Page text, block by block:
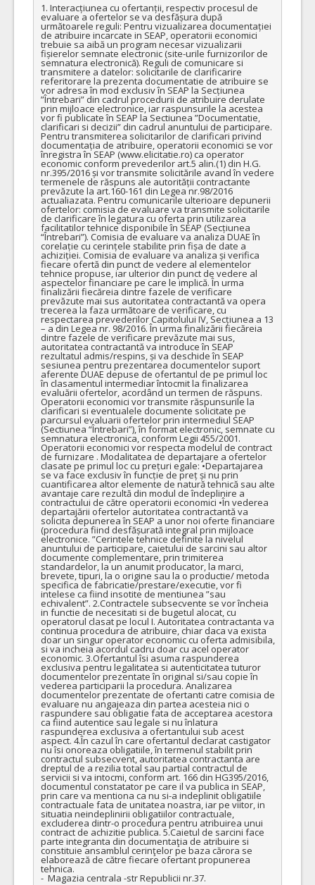
1. Interacțiunea cu ofertanții, respectiv procesul de
evaluare a ofertelor se va desfășura după
următoarele reguli: Pentru vizualizarea documentației
de atribuire incarcate in SEAP, operatorii economici
trebuie sa aibă un program necesar vizualizarii
fișierelor semnate electronic (site-urile furnizorilor de
semnatura electronică). Reguli de comunicare si
transmitere a datelor: solicitarile de clarificarire
referitorare la prezenta documentatie de atribuire se
vor adresa în mod exclusiv în SEAP la Secțiunea
”Întrebari” din cadrul procedurii de atribuire derulate
prin mijloace electronice, iar raspunsurile la acestea
vor fi publicate în SEAP la Sectiunea ”Documentatie,
clarificari si decizii” din cadrul anuntului de participare.
Pentru transmiterea solicitarilor de clarificari privind
documentația de atribuire, operatorii economici se vor
înregistra în SEAP (www.elicitatie.ro) ca operator
economic conform prevederilor art.5 alin.(1) din H.G.
nr.395/2016 și vor transmite solicitările avand în vedere
termenele de răspuns ale autorității contractante
prevăzute la art.160-161 din Legea nr.98/2016
actualiazata. Pentru comunicarile ulterioare depunerii
ofertelor: comisia de evaluare va transmite solicitarile
de clarificare în legatura cu oferta prin utilizarea
facilitatilor tehnice disponibile în SEAP (Secțiunea
“Întrebari”). Comisia de evaluare va analiza DUAE în
corelație cu cerințele stabilite prin fișa de date a
achiziției. Comisia de evaluare va analiza și verifica
fiecare ofertă din punct de vedere al elementelor
tehnice propuse, iar ulterior din punct de vedere al
aspectelor financiare pe care le implică. În urma
finalizării fiecăreia dintre fazele de verificare
prevăzute mai sus autoritatea contractantă va opera
trecerea la faza următoare de verificare, cu
respectarea prevederilor Capitolului IV, Secțiunea a 13
– a din Legea nr. 98/2016. În urma finalizării fiecăreia
dintre fazele de verificare prevăzute mai sus,
autoritatea contractantă va introduce în SEAP
rezultatul admis/respins, și va deschide în SEAP
sesiunea pentru prezentarea documentelor suport
aferente DUAE depuse de ofertantul de pe primul loc
în clasamentul intermediar întocmit la finalizarea
evaluării ofertelor, acordând un termen de răspuns.
Operatorii economici vor transmite răspunsurile la
clarificari si eventualele documente solicitate pe
parcursul evaluarii ofertelor prin intermediul SEAP
(Sectiunea “Întrebari”), în format electronic, semnate cu
semnatura electronica, conform Legii 455/2001.
Operatorii economici vor respecta modelul de contract
de furnizare . Modalitatea de departajare a ofertelor
clasate pe primul loc cu prețuri egale: •Departajarea
se va face exclusiv în funcție de preț și nu prin
cuantificarea altor elemente de natură tehnică sau alte
avantaje care rezultă din modul de îndeplinire a
contractului de către operatorii economici •În vederea
departajării ofertelor autoritatea contractantă va
solicita depunerea în SEAP a unor noi oferte financiare
(procedura fiind desfășurată integral prin mijloace
electronice. ”Cerintele tehnice definite la nivelul
anuntului de participare, caietului de sarcini sau altor
documente complementare, prin trimiterea
standardelor, la un anumit producator, la marci,
brevete, tipuri, la o origine sau la o productie/ metoda
specifica de fabricatie/prestare/executie, vor fi
intelese ca fiind insotite de mentiunea ”sau
echivalent”. 2.Contractele subsecvente se vor încheia
in functie de necesitati si de bugetul alocat, cu
operatorul clasat pe locul I. Autoritatea contractanta va
continua procedura de atribuire, chiar daca va exista
doar un singur operator economic cu oferta admisibila,
si va incheia acordul cadru doar cu acel operator
economic. 3.Ofertantul îsi asuma raspunderea
exclusiva pentru legalitatea si autenticitatea tuturor
documentelor prezentate în original si/sau copie în
vederea participarii la procedura. Analizarea
documentelor prezentate de ofertanti catre comisia de
evaluare nu angajeaza din partea acesteia nici o
raspundere sau obligatie fata de acceptarea acestora
ca fiind autentice sau legale si nu înlatura
raspunderea exclusiva a ofertantului sub acest
aspect. 4.În cazul în care ofertantul declarat castigator
nu îsi onoreaza obligatiile, în termenul stabilit prin
contractul subsecvent, autoritatea contractanta are
dreptul de a rezilia total sau partial contractul de
servicii si va intocmi, conform art. 166 din HG395/2016,
documentul constatator pe care il va publica in SEAP,
prin care va mentiona ca nu si-a indeplinit obligatiile
contractuale fata de unitatea noastra, iar pe viitor, in
situatia neindeplinirii obligatiilor contractuale,
excluderea dintr-o procedura pentru atribuirea unui
contract de achizitie publica. 5.Caietul de sarcini face
parte integranta din documentaţia de atribuire si
constituie ansamblul cerinţelor pe baza cărora se
elaborează de către fiecare ofertant propunerea
tehnica.
-  Magazia centrala -str Republicii nr.37.